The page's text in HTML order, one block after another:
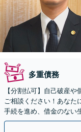
多重債務
【分割払可】自己破産
ご相談ください！あなた
手続を進め、借金のない